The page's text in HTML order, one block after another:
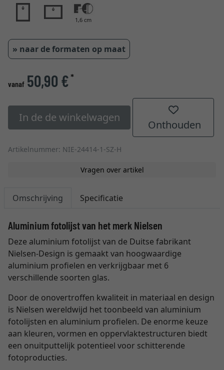
1,6 cm
» naar de formaten op maat
vanaf 50,90 €*
In de de winkelwagen
Onthouden
Artikelnummer: NIE-24414-1-SZ-H
Vragen over artikel
Omschrijving Specificatie
Aluminium fotolijst van het merk Nielsen
Deze aluminium fotolijst van de Duitse fabrikant
Nielsen-Design is gemaakt van hoogwaardige
aluminium profielen en verkrijgbaar met 6
verschillende soorten glas.
Door de onovertroffen kwaliteit in materiaal en design
is Nielsen wereldwijd het toonbeeld van aluminium
fotolijsten en aluminium profielen. De enorme keuze
aan kleuren, vormen en oppervlaktestructuren biedt
een onuitputtelijk potentieel voor schitterende
fotoproducties.